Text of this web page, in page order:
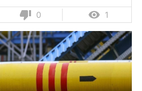
thumb_down 0  1